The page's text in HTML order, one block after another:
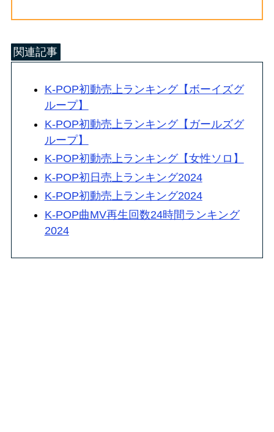
関連記事
K-POP初動売上ランキング【ボーイズグ
ループ】
K-POP初動売上ランキング【ガールズグ
ループ】
K-POP初動売上ランキング【女性ソロ】
K-POP初日売上ランキング2024
K-POP初動売上ランキング2024
K-POP曲MV再生回数24時間ランキング
2024